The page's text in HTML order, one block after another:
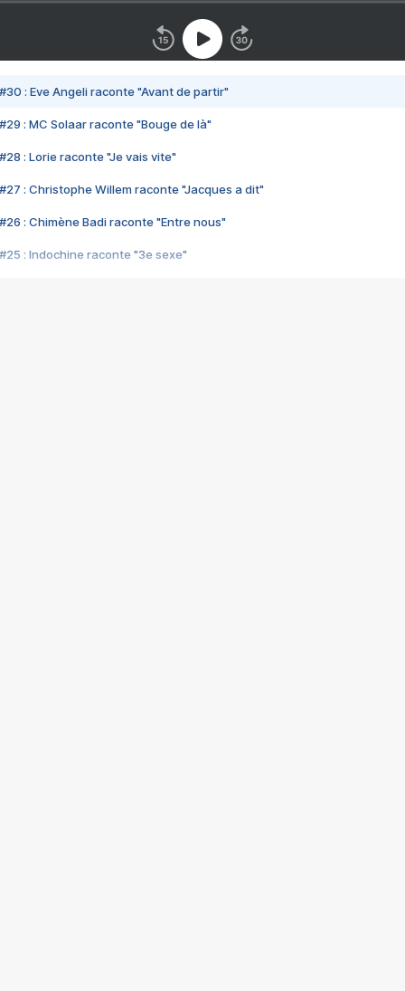
#30 : Eve Angeli raconte "Avant de partir"
#29 : MC Solaar raconte "Bouge de là"
#28 : Lorie raconte "Je vais vite"
#27 : Christophe Willem raconte "Jacques a dit"
#26 : Chimène Badi raconte "Entre nous"
#25 : Indochine raconte "3e sexe"